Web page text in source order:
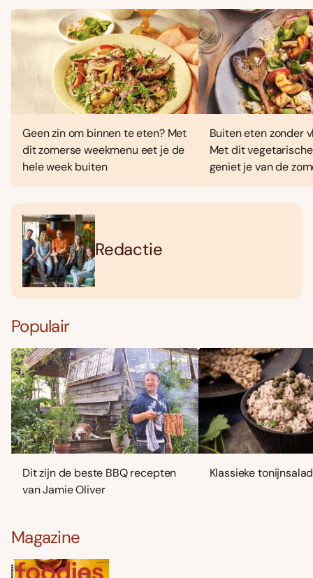
Geen zin om binnen te eten? Met
dit zomerse weekmenu eet je de
hele week buiten
Buiten eten zonder
Met dit
geniet je van de
Redactie
Populair
Dit zijn de beste BBQ recepten
van Jamie Oliver
Klassieke
Magazine